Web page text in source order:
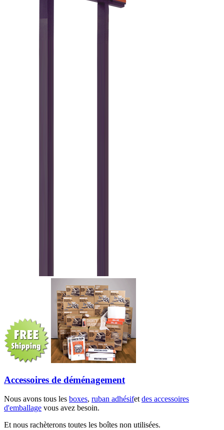
Accessoires de déménagement
Nous avons tous les boxes, ruban adhésifet des accessoires
d'emballage vous avez besoin.
Et nous rachèterons toutes les boîtes non utilisées.